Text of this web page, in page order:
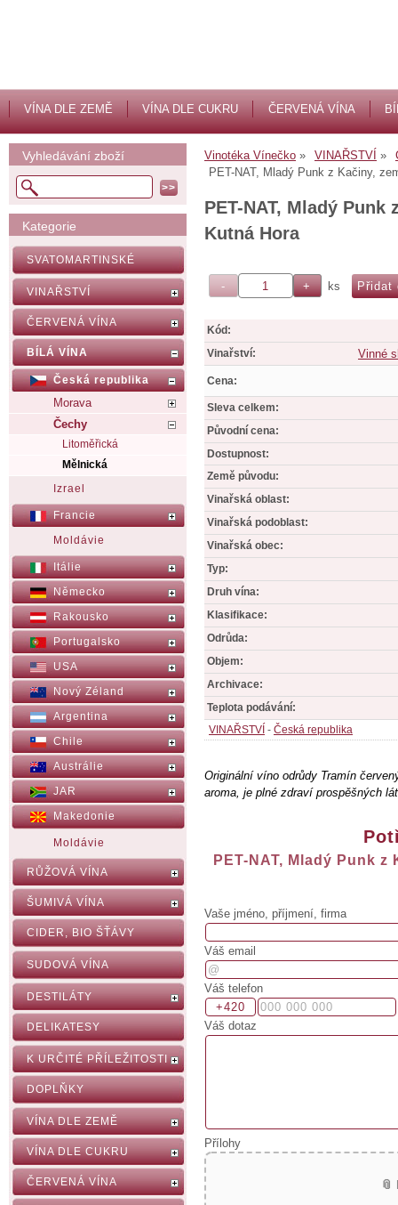
VÍNA DLE ZEMĚ VÍNA DLE CUKRU ČERVENÁ VÍNA
Vinotéka Vínečko VINAŘSTVÍ
PET-NAT, Mladý Punk z Kačiny,
PET-NAT, Mladý
Kutná Hora
ks
Kód:
Vinařství:
Vinné
Cena:
Sleva celkem:
Původní cena:
Dostupnost:
Země původu:
Vinařská oblast:
Vinařská podoblast:
Vinařská obec:
Typ:
Druh vína:
Klasifikace:
Odrůda:
Objem:
Archivace:
Teplota podávání:
VINAŘSTVÍ - Česká republika
Originální víno odrůdy Tramín
aroma, je plné zdraví prospěšných
PET-NAT, Mladý Punk
Vaše jméno, příjmení, firma
Váš email
Váš telefon
Váš dotaz
Přílohy
Vyhledávání zboží
Kategorie
SVATOMARTINSKÉ
VINAŘSTVÍ
ČERVENÁ VÍNA
BÍLÁ VÍNA
Česká republika
Morava
Čechy
Litoměřická
Mělnická
Izrael
Francie
Moldávie
Itálie
Německo
Rakousko
Portugalsko
USA
Nový Zéland
Argentina
Chile
Austrálie
JAR
Makedonie
Moldávie
RŮŽOVÁ VÍNA
ŠUMIVÁ VÍNA
CIDER, BIO ŠŤÁVY
SUDOVÁ VÍNA
DESTILÁTY
DELIKATESY
K URČITÉ PŘÍLEŽITOSTI
DOPLŇKY
VÍNA DLE ZEMĚ
VÍNA DLE CUKRU
ČERVENÁ VÍNA